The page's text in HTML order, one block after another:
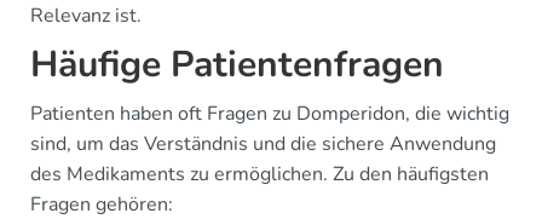
Relevanz ist.
Häufige Patientenfragen
Patienten haben oft Fragen zu Domperidon, die wichtig
sind, um das Verständnis und die sichere Anwendung
des Medikaments zu ermöglichen. Zu den häufigsten
Fragen gehören: